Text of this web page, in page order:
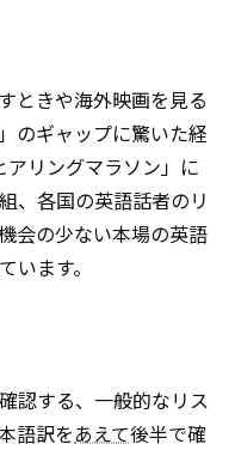
ときや海外映画を見る
のギャップに驚いた経
リングマラソン」に
、各国の英語話者のリ
会の少ない本場の英語
います。
認する、一般的なリス
語訳をあえて後半で確